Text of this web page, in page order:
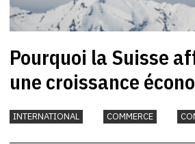
Pourquoi la Suisse
une croissance
dynamique que
INTERNATIONAL COMMERCE